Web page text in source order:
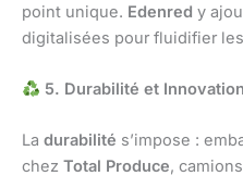
point unique. Edenred y
digitalisées pour fluidifier
5. Durabilité et
La durabilité s’impose :
chez Total Produce,